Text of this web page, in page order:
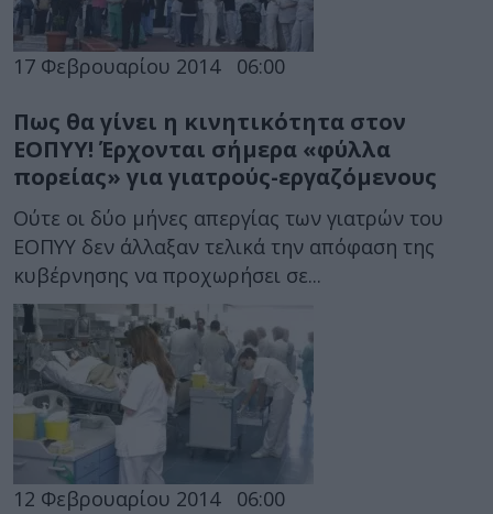
17 Φεβρουαρίου 2014 06:00
Πως θα γίνει η κινητικότητα στον
ΕΟΠΥΥ! Έρχονται σήμερα «φύλλα
πορείας» για γιατρούς-εργαζόμενους
Ούτε οι δύο μήνες απεργίας των γιατρών του
ΕΟΠΥΥ δεν άλλαξαν τελικά την απόφαση της
κυβέρνησης να προχωρήσει σε...
12 Φεβρουαρίου 2014 06:00